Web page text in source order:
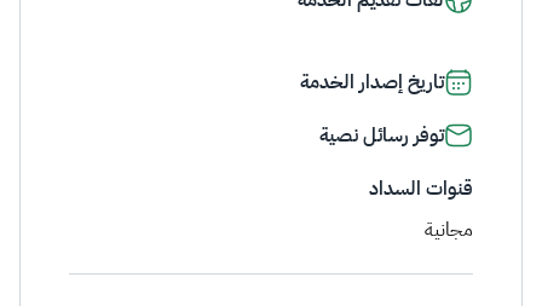
تاريخ إصدار الخدمة
توفر رسائل نصية
قنوات السداد
مجانية